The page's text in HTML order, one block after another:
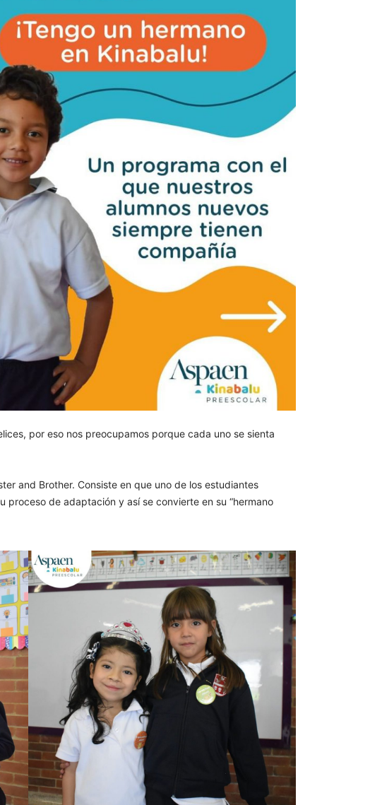
por eso nos preocupamos porque cada uno se sienta
and Brother. Consiste en que uno de los estudiantes
proceso de adaptación y así se convierte en su “hermano